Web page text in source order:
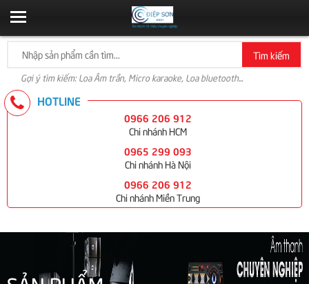
Tìm kiếm
Gợi ý tìm kiếm: Loa Âm trần, Micro karaoke, Loa bluetooth...
HOTLINE
0966 206 912
Chi nhánh HCM
0965 299 093
Chi nhánh Hà Nội
0966 206 912
Chi nhánh Miền Trung